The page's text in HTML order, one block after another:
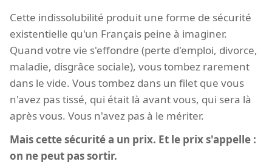
Cette indissolubilité produit une forme de sécurité
existentielle qu'un Français peine à imaginer.
Quand votre vie s'effondre (perte d'emploi, divorce,
maladie, disgrâce sociale), vous tombez rarement
dans le vide. Vous tombez dans un filet que vous
n'avez pas tissé, qui était là avant vous, qui sera là
après vous. Vous n'avez pas à le mériter.
Mais cette sécurité a un prix. Et le prix s'appelle :
on ne peut pas sortir.